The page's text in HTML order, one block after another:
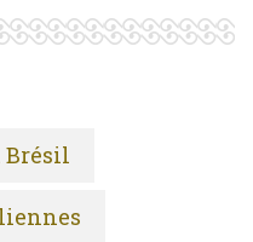
Brésil